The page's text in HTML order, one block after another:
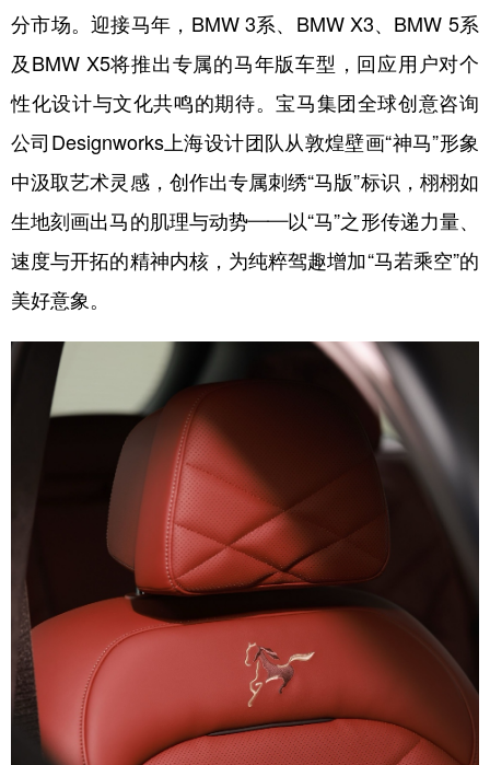
分市场。迎接马年，BMW 3系、BMW X3、BMW 5系
及BMW X5将推出专属的马年版车型，回应用户对个
性化设计与文化共鸣的期待。宝马集团全球创意咨询
公司Designworks上海设计团队从敦煌壁画“神马”形象
中汲取艺术灵感，创作出专属刺绣“马版”标识，栩栩如
生地刻画出马的肌理与动势——以“马”之形传递力量、
速度与开拓的精神内核，为纯粹驾趣增加“马若乘空”的
美好意象。